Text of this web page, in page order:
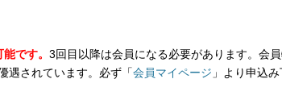
です。 3回目以降は会員になる必要があります。会
遇されています。必ず「会員マイページ 」より申込み